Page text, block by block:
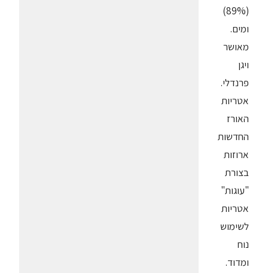
(89%)
ומים.
מאושר
ויגן
פרנדלי.
אטריות
האורז
החדשות
ארוזות
בצורת
"עוגות"
אטריות
לשימוש
נוח
ומדוד.